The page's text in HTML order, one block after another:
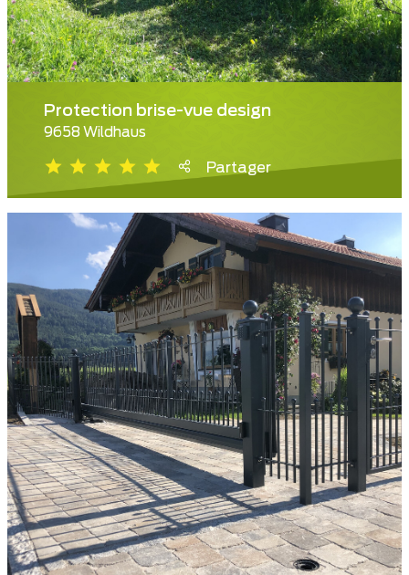
Protection brise-vue design
9658 Wildhaus
Partager